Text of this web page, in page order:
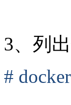
3、列
#